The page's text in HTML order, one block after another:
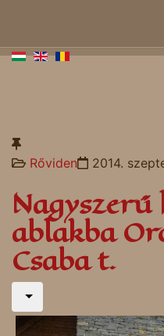
Rőviden 2014.
ablakba
Csaba t.